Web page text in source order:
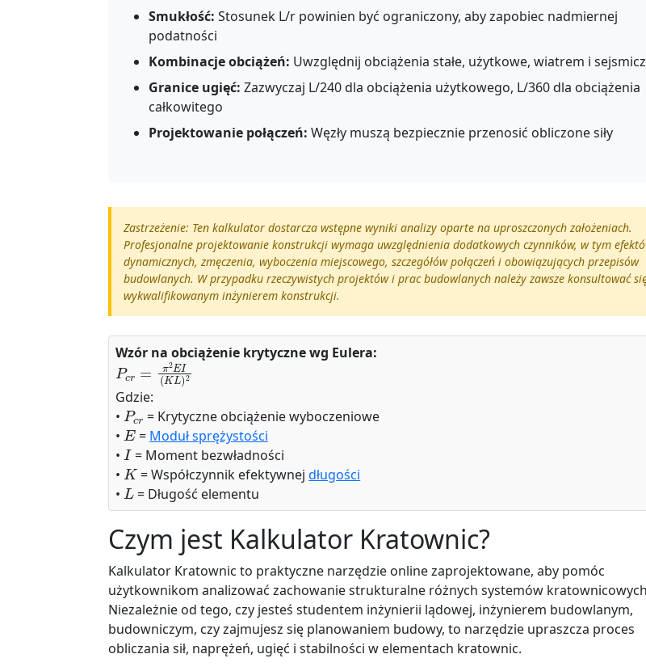
Smukłość: Stosunek L/r powinien być ograniczony, aby zapobiec nadmiernej
podatności
Kombinacje obciążeń: Uwzględnij obciążenia stałe, użytkowe, wiatrem i
Granice ugięć: Zazwyczaj L/240 dla obciążenia użytkowego, L/360 dla obciążenia
całkowitego
Projektowanie połączeń: Węzły muszą bezpiecznie przenosić obliczone siły
Zastrzeżenie: Ten kalkulator dostarcza wstępne wyniki analizy oparte na uproszczonych założeniach.
Profesjonalne projektowanie konstrukcji wymaga uwzględnienia dodatkowych czynników, w tym
dynamicznych, zmęczenia, wyboczenia miejscowego, szczegółów połączeń i obowiązujących przepisów
budowlanych. W przypadku rzeczywistych projektów i prac budowlanych należy zawsze konsultować
wykwalifikowanym inżynierem konstrukcji.
Wzór na obciążenie krytyczne wg Eulera:
Pcr= π2EI(KL)2
Gdzie:
•
Pcr
= Krytyczne obciążenie wyboczeniowe
•
E
= Moduł sprężystości
•
I
= Moment bezwładności
•
K
= Współczynnik efektywnejdługości
•
L
= Długość elementu
Czym jest Kalkulator Kratownic?
Kalkulator Kratownic to praktyczne narzędzie online zaprojektowane, aby pomóc
użytkownikom analizować zachowanie strukturalne różnych systemów
Niezależnie od tego, czy jesteś studentem inżynierii lądowej, inżynierem budowlanym,
budowniczym, czy zajmujesz się planowaniem budowy, to narzędzie upraszcza proces
obliczania sił, naprężeń, ugięć i stabilności w elementach kratownic.